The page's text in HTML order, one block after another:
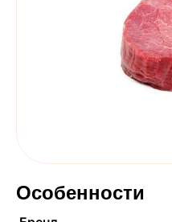
Особенности